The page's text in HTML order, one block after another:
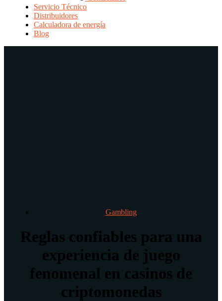
Servicio Técnico
Distribuidores
Calculadora de energía
Blog
Gambling
Reglas confiables para una
experiencia de juego
fenomenal en casinos de
criptomonedas